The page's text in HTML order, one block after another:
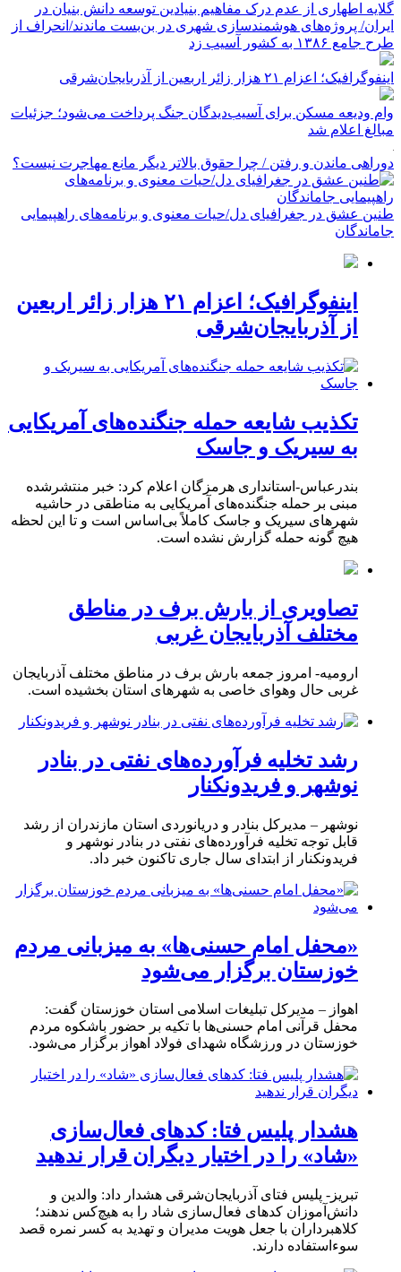
گلایه اطهاری از عدم درک مفاهیم بنیادین توسعه دانش بنیان در
ایران/ پروژه‌های هوشمندسازی شهری در بن‌بست ماندند/انحراف از
طرح جامع ۱۳۸۶ به کشور آسیب زد
اینفوگرافیک؛ اعزام ۲۱ هزار زائر اربعین از آذربایجان‌شرقی
وام ودیعه مسکن برای آسیب‌دیدگان جنگ پرداخت می‌شود؛ جزئیات
مبالغ اعلام شد
دوراهی ماندن و رفتن / چرا حقوق بالاتر دیگر مانع مهاجرت نیست؟
طنین عشق در جغرافیای دل/حیات معنوی و برنامه‌های راهپیمایی
جاماندگان
اینفوگرافیک؛ اعزام ۲۱ هزار زائر اربعین
از آذربایجان‌شرقی
تکذیب شایعه حمله جنگنده‌های آمریکایی
به سیریک و جاسک
بندرعباس-استانداری هرمزگان اعلام کرد: خبر منتشرشده
مبنی بر حمله جنگنده‌های آمریکایی به مناطقی در حاشیه
شهرهای سیریک و جاسک کاملاً بی‌اساس است و تا این لحظه
هیچ گونه حمله گزارش نشده است.
تصاویری از بارش برف در مناطق
مختلف آذربایجان غربی
ارومیه- امروز جمعه بارش برف در مناطق مختلف آذربایجان
غربی حال وهوای خاصی به شهرهای استان بخشیده است.
رشد تخلیه فرآورده‌های نفتی در بنادر
نوشهر و فریدونکنار
نوشهر – مدیرکل بنادر و دریانوردی استان مازندران از رشد
قابل توجه تخلیه فرآورده‌های نفتی در بنادر نوشهر و
فریدونکنار از ابتدای سال جاری تاکنون خبر داد.
«محفل امام حسنی‌ها» به میزبانی مردم
خوزستان برگزار می‌شود
اهواز – مدیرکل تبلیغات اسلامی استان خوزستان گفت:
محفل قرآنی امام حسنی‌ها با تکیه بر حضور باشکوه مردم
خوزستان در ورزشگاه شهدای فولاد اهواز برگزار می‌شود.
هشدار پلیس فتا: کدهای فعال‌سازی
«شاد» را در اختیار دیگران قرار ندهید
تبریز- پلیس فتای آذربایجان‌شرقی هشدار داد: والدین و
دانش‌آموزان کدهای فعال‌سازی شاد را به هیچ‌کس ندهند؛
کلاهبرداران با جعل هویت مدیران و تهدید به کسر نمره قصد
سوءاستفاده دارند.